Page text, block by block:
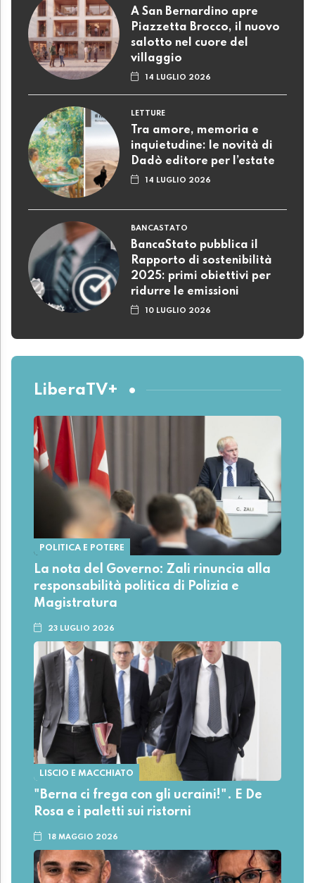
A San Bernardino apre
Piazzetta Brocco, il nuovo
salotto nel cuore del
villaggio
14 LUGLIO 2026
LETTURE
Tra amore, memoria e
inquietudine: le novità di
Dadò editore per l’estate
14 LUGLIO 2026
BANCASTATO
BancaStato pubblica il
Rapporto di sostenibilità
2025: primi obiettivi per
ridurre le emissioni
10 LUGLIO 2026
LiberaTV+
POLITICA E POTERE
La nota del Governo: Zali rinuncia alla
responsabilità politica di Polizia e
Magistratura
23 LUGLIO 2026
LISCIO E MACCHIATO
"Berna ci frega con gli ucraini!". E De
Rosa e i paletti sui ristorni
18 MAGGIO 2026